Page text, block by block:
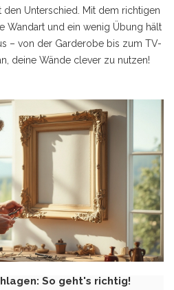
den Unterschied. Mit dem richtigen
Wandart und ein wenig Übung hält
– von der Garderobe bis zum TV-
deine Wände clever zu nutzen!
So geht's richtig!